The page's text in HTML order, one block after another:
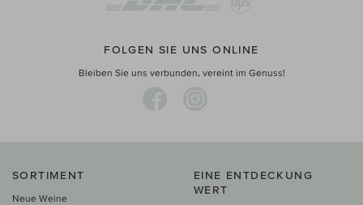
FOLGEN SIE UNS ONLINE
Bleiben Sie uns verbunden, vereint im Genuss!
SORTIMENT
Neue Weine
EINE ENTDECKUNG
WERT